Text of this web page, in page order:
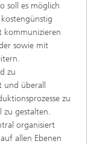
soll es möglich
kommunizieren
sowie mit
zu
überall
zu
zu gestalten.
organisiert
allen Ebenen